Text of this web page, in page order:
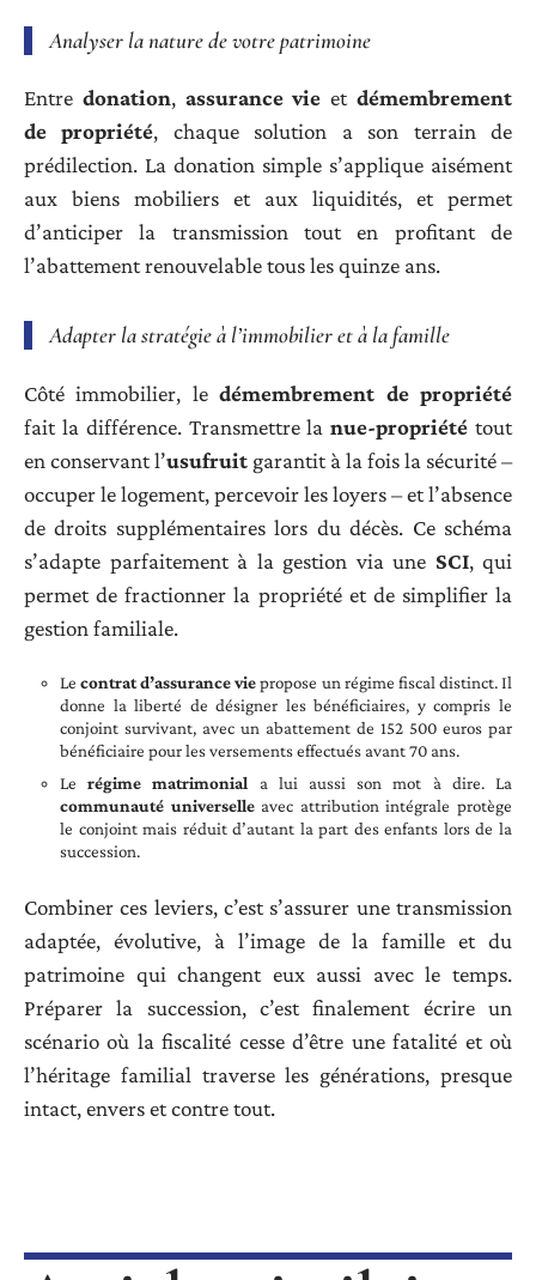
Analyser la nature de votre patrimoine
Entre donation, assurance vie etdémembrement
de propriété, chaque solution a son terrain de
prédilection. La donation simple s’applique aisément
aux biens mobiliers et aux liquidités, et permet
d’anticiper la transmission tout en profitant de
l’abattement renouvelable tous les quinze ans.
Adapter la stratégie à l’immobilier et à la famille
Côté immobilier, ledémembrement de propriété
fait la différence. Transmettre lanue-propriété tout
en conservant l’usufruit garantit à la fois la sécurité –
occuper le logement, percevoir les loyers – et l’absence
de droits supplémentaires lors du décès. Ce schéma
s’adapte parfaitement à la gestion via une SCI, qui
permet de fractionner la propriété et de simplifier la
gestion familiale.
Lecontrat d’assurance viepropose un régime fiscal distinct. Il
donne la liberté de désigner les bénéficiaires, y compris le
conjoint survivant, avec un abattement de 152 500 euros par
bénéficiaire pour les versements effectués avant 70 ans.
Lerégime matrimonial a lui aussi son mot à dire. La
communauté universelleavec attribution intégrale protège
le conjoint mais réduit d’autant la part des enfants lors de la
succession.
Combiner ces leviers, c’est s’assurer une transmission
adaptée, évolutive, à l’image de la famille et du
patrimoine qui changent eux aussi avec le temps.
Préparer la succession, c’est finalement écrire un
scénario où la fiscalité cesse d’être une fatalité et où
l’héritage familial traverse les générations, presque
intact, envers et contre tout.